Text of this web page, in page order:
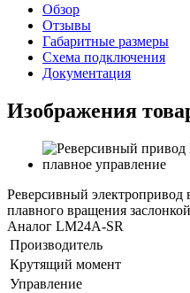
Обзор
Отзывы
Габаритные размеры
Схема подключения
Документация
Изображения
Реверсивный электропривод
плавного вращения
Аналог LM24A-SR
Производитель
Крутящий момент
Управление